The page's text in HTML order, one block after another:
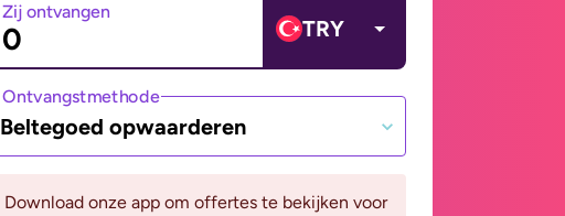
Zij ontvangen
TRY
Ontvangstmethode
Beltegoed opwaarderen
Download onze app om offertes te bekijken voor